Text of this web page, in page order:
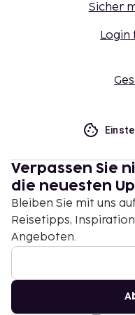
Sicher
Login
Verpassen Sie
die neuesten
Bleiben Sie mit uns
Reisetipps,
Angeboten.